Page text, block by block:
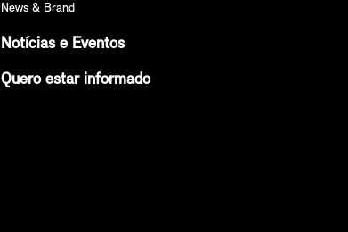
News & Brand
Notícias e Eventos
Quero estar informado